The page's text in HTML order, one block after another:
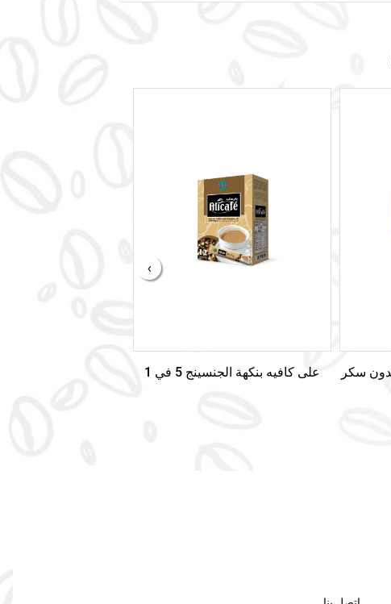
على كافيه بنكهة الجنسينج 5 في 1
›